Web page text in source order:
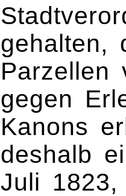
gehalten,
gegen
Kanons
deshalb
Juli